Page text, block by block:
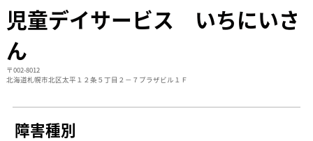
児童デイサービス いちにいさ
ん
〒002-8012
北海道札幌市北区太平１２条５丁目２－７プラザビル１Ｆ
障害種別